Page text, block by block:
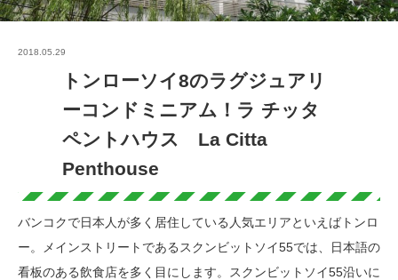
2018.05.29
トンローソイ8のラグジュアリ
ーコンドミニアム！ラ チッタ
ペントハウス La Citta
Penthouse
バンコクで日本人が多く居住している人気エリアといえばトンロ
ー。メインストリートであるスクンビットソイ55では、日本語の
看板のある飲食店を多く目にします。スクンビットソイ55沿いに